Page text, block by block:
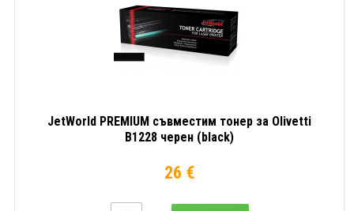
JetWorld PREMIUM съвместим тонер за Olivetti
B1228 черен (black)
26 €